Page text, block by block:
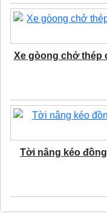
Xe gòong chở thép
Tời nâng kéo